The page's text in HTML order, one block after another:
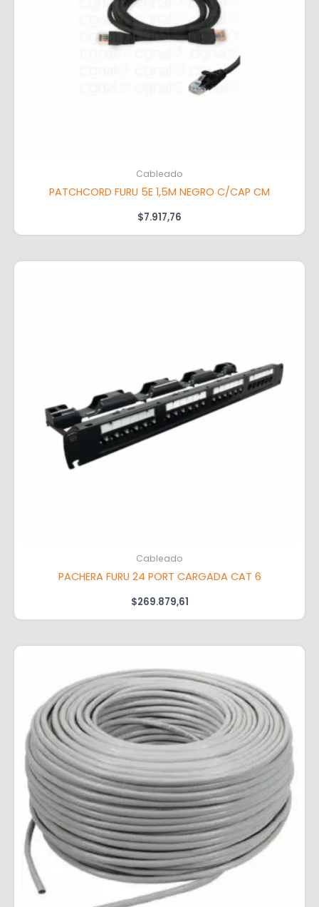
Cableado
PATCHCORD FURU 5E 1,5M NEGRO C/CAP CM
$7.917,76
Cableado
PACHERA FURU 24 PORT CARGADA CAT 6
$269.879,61